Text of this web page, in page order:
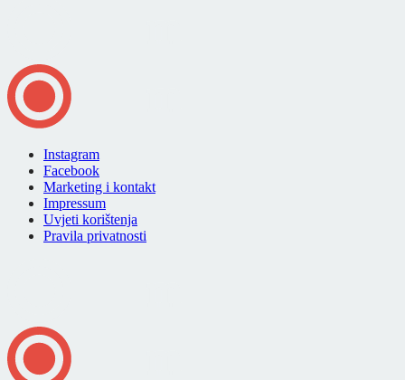
Instagram
Facebook
Marketing i kontakt
Impressum
Uvjeti korištenja
Pravila privatnosti